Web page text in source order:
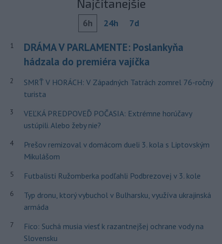
Najčítanejšie
6h 24h 7d
1
DRÁMA V PARLAMENTE: Poslankyňa
hádzala do premiéra vajíčka
2
SMRŤ V HORÁCH: V Západných Tatrách zomrel 76-ročný
turista
3
VEĽKÁ PREDPOVEĎ POČASIA: Extrémne horúčavy
ustúpili. Alebo žeby nie?
4
Prešov remizoval v domácom dueli 3. kola s Liptovským
Mikulášom
5 Futbalisti Ružomberka podľahli Podbrezovej v 3. kole
6
Typ dronu, ktorý vybuchol v Bulharsku, využíva ukrajinská
armáda
7
Fico: Suchá musia viesť k razantnejšej ochrane vody na
Slovensku